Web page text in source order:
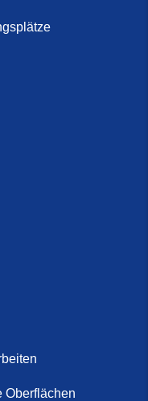
Oberflächen